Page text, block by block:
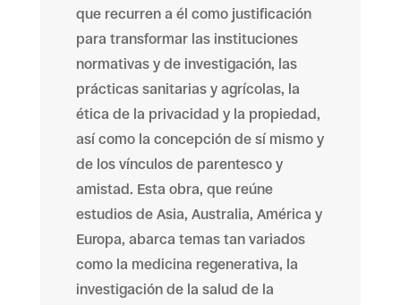
que recurren a él como justificación
para transformar las instituciones
normativas y de investigación, las
prácticas sanitarias y agrícolas, la
ética de la privacidad y la propiedad,
así como la concepción de sí mismo y
de los vínculos de parentesco y
amistad. Esta obra, que reúne
estudios de Asia, Australia, América y
Europa, abarca temas tan variados
como la medicina regenerativa, la
investigación de la salud de la